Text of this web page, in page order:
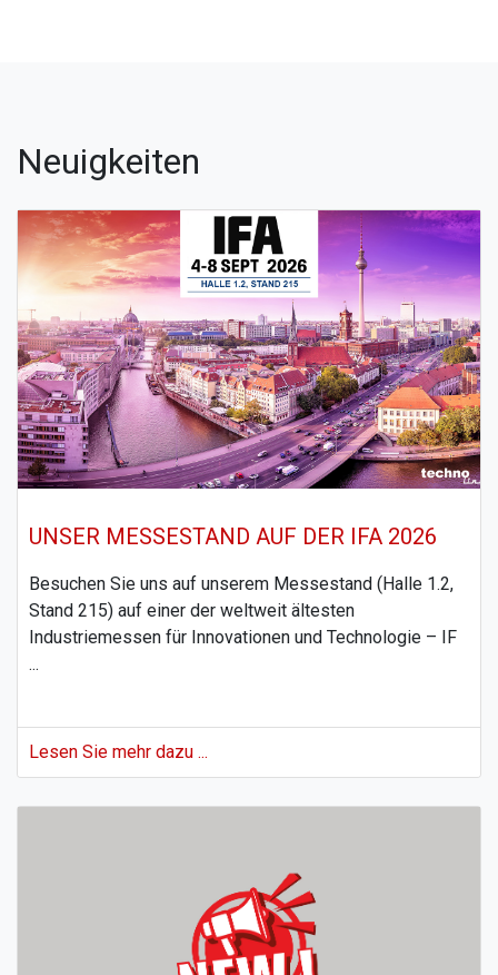
Neuigkeiten
UNSER MESSESTAND AUF DER IFA 2026
Besuchen Sie uns auf unserem Messestand (Halle 1.2,
Stand 215) auf einer der weltweit ältesten
Industriemessen für Innovationen und Technologie – IF
...
Lesen Sie mehr dazu ...